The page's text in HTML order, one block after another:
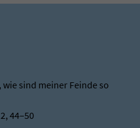
wie sind meiner Feinde so
44‒50